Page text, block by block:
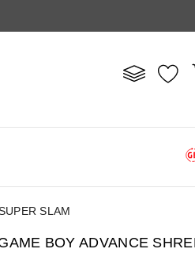
SLAM
BOY ADVANCE